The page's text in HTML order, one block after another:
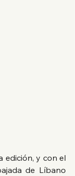
edición, y con el
de Líbano